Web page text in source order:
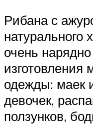
Рибана с
натурального
очень
изготовления
одежды: маек
девочек,
ползунков,